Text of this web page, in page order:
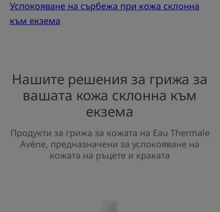
Успокояване на сърбежа при кожа склонна
към екзема
Нашите решения за грижа за
вашата кожа склонна към
екзема
Продукти за грижа за кожата на Eau Thermale
Avène, предназначени за успокояване на
кожата на ръцете и краката